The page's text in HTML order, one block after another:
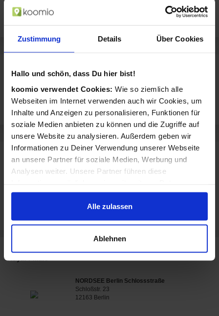
Zustimmung Details Über Cookies
Hallo und schön, dass Du hier bist!
koomio verwendet Cookies: Wie so ziemlich alle
Webseiten im Internet verwenden auch wir Cookies, um
Inhalte und Anzeigen zu personalisieren, Funktionen für
soziale Medien anbieten zu können und die Zugriffe auf
unsere Website zu analysieren. Außerdem geben wir
Informationen zu Deiner Verwendung unserer Webseite
an unsere Partner für soziale Medien, Werbung und
Analysen weiter. Unsere Partner führen diese
zusammen, die Du ihnen bereitgestellt hast oder die sie
im Rahmen Deiner Nutzung der Dienste gesammelt
haben.
Alle zulassen
Ablehnen
Restaurant Château Royal ist Dein Geschäft und Ansprechpartner für
Zubereitete Speisen und Spezialitäten.
Sortiment von Restaurant Château Royal
Zubereitete Speisen Spezialitäten
Rezensionen für Restaurant Château Royal
Jetzt eigenen Erfahrungsbericht schreiben
Weitere Restaurants in der Nähe der Restaurant Château
NORDSEE Berlin Schlossstraße
Schloßstr. 23
12163 Berlin